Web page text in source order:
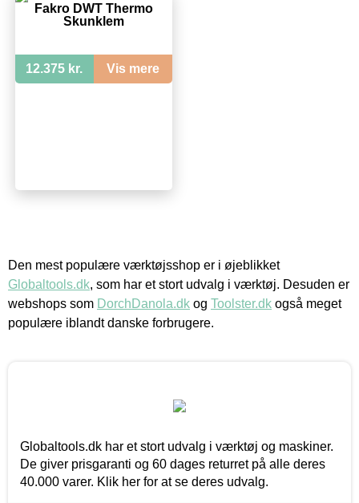
Fakro DWT Thermo
Skunklem
12.375 kr. Vis mere
Den mest populære værktøjsshop er i øjeblikket
Globaltools.dk, som har et stort udvalg i værktøj. Desuden er
webshops som DorchDanola.dk og Toolster.dk også meget
populære iblandt danske forbrugere.
Globaltools.dk har et stort udvalg i værktøj og maskiner.
De giver prisgaranti og 60 dages returret på alle deres
40.000 varer. Klik her for at se deres udvalg.